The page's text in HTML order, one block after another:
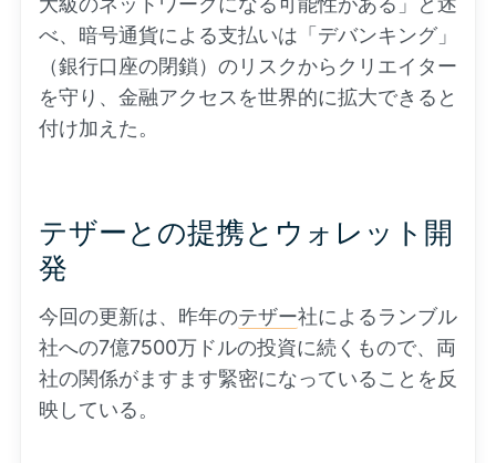
べ、暗号通貨による支払いは「デバンキング」
（銀行口座の閉鎖）のリスクからクリエイター
を守り、金融アクセスを世界的に拡大できると
付け加えた。
テザーとの提携とウォレット開
発
今回の更新は、昨年のテザー社によるランブル
社への7億7500万ドルの投資に続くもので、両
社の関係がますます緊密になっていることを反
映している。